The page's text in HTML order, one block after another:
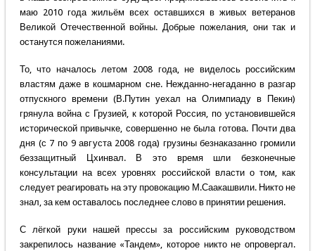
маю 2010 года жильём всех оставшихся в живых ветеранов
Великой Отечественной войны. Добрые пожелания, они так и
останутся пожеланиями.
То, что началось летом 2008 года, не виделось российским
властям даже в кошмарном сне. Нежданно-негаданно в разгар
отпускного времени (В.Путин уехал на Олимпиаду в Пекин)
грянула война с Грузией, к которой Россия, по установившейся
исторической привычке, совершенно не была готова. Почти два
дня (с 7 по 9 августа 2008 года) грузины безнаказанно громили
беззащитный Цхинвал. В это время шли безконечные
консультации на всех уровнях российской власти о том, как
следует реагировать на эту провокацию М.Саакашвили. Никто не
знал, за кем оставалось последнее слово в принятии решения.
С лёгкой руки нашей прессы за российским руководством
закрепилось название «Тандем», которое никто не опровергал.